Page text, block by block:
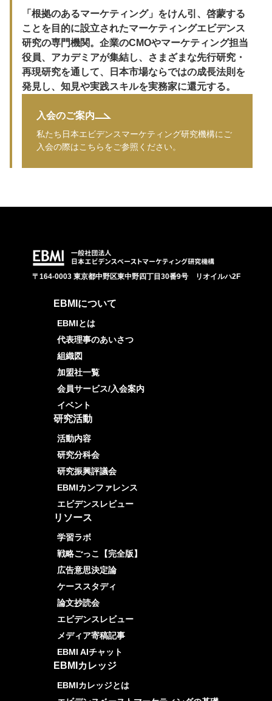
「根拠のあるマーケティング」をけん引、啓蒙する
ことを目的に設立されたマーケティングエビデンス
研究の専門機関。企業のCMOやマーケティング担当
役員、アカデミアが集結し、さまざまな先行研究・
再現研究を通して、日本市場ならではの成長法則を
発見し、知見や実践スキルを実務家に還元する。
入会のご案内
私たち日本エビデンスマーケティング研究機構にご
入会の際はこちらをご参照ください。
〒164-0003 東京都中野区東中野四丁目30番9号 リオイルハ2F
EBMIについて
EBMIとは
代表理事のあいさつ
組織図
加盟社一覧
会員サービス/入会案内
イベント
研究活動
活動内容
研究分科会
研究振興評議会
EBMIカンファレンス
エビデンスレビュー
リソース
学習ラボ
戦略ごっこ【完全版】
広告意思決定論
ケーススタディ
論文抄読会
エビデンスレビュー
メディア寄稿記事
EBMI AIチャット
EBMIカレッジ
EBMIカレッジとは